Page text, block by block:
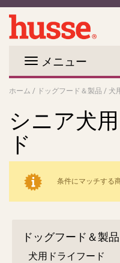
メニュー
ホーム / ドッグフード＆製品 / 犬
シニア犬
ド
条件にマッチする
ドッグフード＆製品
犬用ドライフード